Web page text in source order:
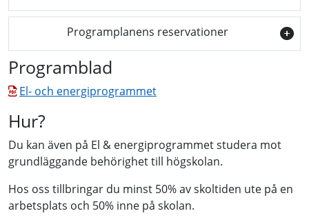
Programplanens reservationer
Programblad
El- och energiprogrammet
Hur?
Du kan även på El & energiprogrammet studera mot
grundläggande behörighet till högskolan.
Hos oss tillbringar du minst 50% av skoltiden ute på en
arbetsplats och 50% inne på skolan.